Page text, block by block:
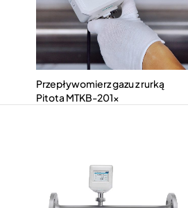
Przepływomierz gazu z rurką
Pitota MTKB-201x